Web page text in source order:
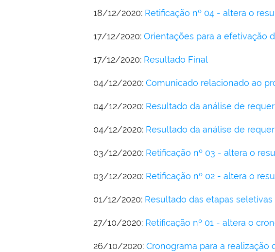
18/12/2020: Retificação nº 04 - altera o
17/12/2020: Orientações para a efetivação
17/12/2020: Resultado Final
04/12/2020: Comunicado relacionado ao
04/12/2020: Resultado da análise de
04/12/2020: Resultado da análise de
03/12/2020: Retificação nº 03 - altera o
03/12/2020: Retificação nº 02 - altera o
01/12/2020: Resultado das etapas seletivas
27/10/2020: Retificação nº 01 - altera o
26/10/2020: Cronograma para a realização